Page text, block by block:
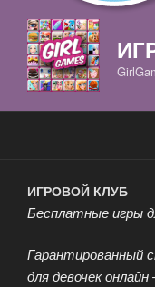
ИГРОВОЙ КЛУБ
Бесплатные игры
Гарантированный
для девочек